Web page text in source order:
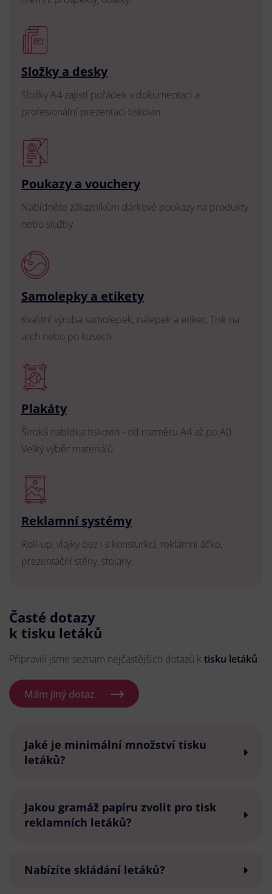
Složky a desky
Složky A4 zajistí pořádek v dokumentaci a
profesionální prezentaci tiskovin.
Poukazy a vouchery
Nabídněte zákazníkům dárkové poukazy na produkty
nebo služby.
Samolepky a etikety
Kvalitní výroba samolepek, nálepek a etiket. Tisk na
arch nebo po kusech.
Plakáty
Široká nabídka tiskovin - od rozměru A4 až po A0.
Velký výběr materiálů.
Reklamní systémy
Roll-up, vlajky bez i s konsturkcí, reklamní áčko,
prezentační stěny, stojany.
Časté dotazy
k tisku letáků
Připravili jsme seznam nejčastějších dotazů k tisku letáků.
Mám jiný dotaz
Jaké je minimální množství tisku
letáků?
Jakou gramáž papíru zvolit pro tisk
reklamních letáků?
Nabízíte skládání letáků?